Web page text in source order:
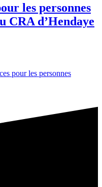
les personnes
CRA d’Hendaye
pour les personnes